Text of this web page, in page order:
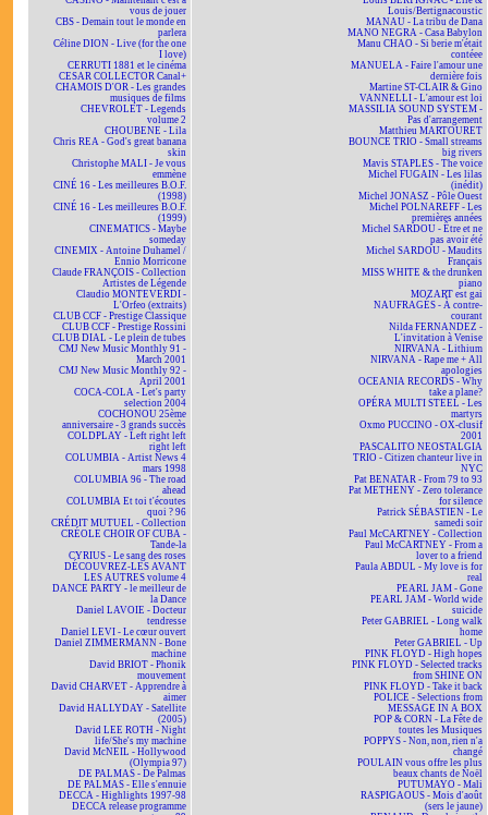
vous de jouer
CBS - Demain tout le monde en
parlera
Céline DION - Live (for the one
I love)
CERRUTI 1881 et le cinéma
CESAR COLLECTOR Canal+
CHAMOIS D'OR - Les grandes
musiques de films
CHEVROLET - Legends
volume 2
CHOUBENE - Lila
Chris REA - God's great banana
skin
Christophe MALI - Je vous
emmène
CINÉ 16 - Les meilleures B.O.F.
(1998)
CINÉ 16 - Les meilleures B.O.F.
(1999)
CINEMATICS - Maybe
someday
CINEMIX - Antoine Duhamel /
Ennio Morricone
Claude FRANÇOIS - Collection
Artistes de Légende
Claudio MONTEVERDI -
L'Orfeo (extraits)
CLUB CCF - Prestige Classique
CLUB CCF - Prestige Rossini
CLUB DIAL - Le plein de tubes
CMJ New Music Monthly 91 -
March 2001
CMJ New Music Monthly 92 -
April 2001
COCA-COLA - Let's party
selection 2004
COCHONOU 25ème
anniversaire - 3 grands succès
COLDPLAY - Left right left
right left
COLUMBIA - Artist News 4
mars 1998
COLUMBIA 96 - The road
ahead
COLUMBIA Et toi t'écoutes
quoi ? 96
CRÉDIT MUTUEL - Collection
CRÉOLE CHOIR OF CUBA -
Tande-la
CYRIUS - Le sang des roses
DÉCOUVREZ-LES AVANT
LES AUTRES volume 4
DANCE PARTY - le meilleur de
la Dance
Daniel LAVOIE - Docteur
tendresse
Daniel LEVI - Le cœur ouvert
Daniel ZIMMERMANN - Bone
machine
David BRIOT - Phonik
mouvement
David CHARVET - Apprendre à
aimer
David HALLYDAY - Satellite
(2005)
David LEE ROTH - Night
life/She's my machine
David McNEIL - Hollywood
(Olympia 97)
DE PALMAS - De Palmas
DE PALMAS - Elle s'ennuie
DECCA - Highlights 1997-98
DECCA release programme
Louis/Bertignacoustic
MANAU - La tribu de Dana
MANO NEGRA - Casa Babylon
Manu CHAO - Si berie m'était
contéee
MANUELA - Faire l'amour une
dernière fois
Martine ST-CLAIR & Gino
VANNELLI - L'amour est loi
MASSILIA SOUND SYSTEM -
Pas d'arrangement
Matthieu MARTOURET
BOUNCE TRIO - Small streams
big rivers
Mavis STAPLES - The voice
Michel FUGAIN - Les lilas
(inédit)
Michel JONASZ - Pôle Ouest
Michel POLNAREFF - Les
premières années
Michel SARDOU - Être et ne
pas avoir été
Michel SARDOU - Maudits
Français
MISS WHITE & the drunken
piano
MOZART est gai
NAUFRAGÉS - À contre-
courant
Nilda FERNANDEZ -
L'invitation à Venise
NIRVANA - Lithium
NIRVANA - Rape me + All
apologies
OCEANIA RECORDS - Why
take a plane?
OPÉRA MULTI STEEL - Les
martyrs
Oxmo PUCCINO - OX-clusif
2001
PASCALITO NEOSTALGIA
TRIO - Citizen chanteur live in
NYC
Pat BENATAR - From 79 to 93
Pat METHENY - Zero tolerance
for silence
Patrick SÉBASTIEN - Le
samedi soir
Paul McCARTNEY - Collection
Paul McCARTNEY - From a
lover to a friend
Paula ABDUL - My love is for
real
PEARL JAM - Gone
PEARL JAM - World wide
suicide
Peter GABRIEL - Long walk
home
Peter GABRIEL - Up
PINK FLOYD - High hopes
PINK FLOYD - Selected tracks
from SHINE ON
PINK FLOYD - Take it back
POLICE - Selections from
MESSAGE IN A BOX
POP & CORN - La Fête de
toutes les Musiques
POPPYS - Non, non, rien n'a
changé
POULAIN vous offre les plus
beaux chants de Noël
PUTUMAYO - Mali
RASPIGAOUS - Mois d'août
(sers le jaune)